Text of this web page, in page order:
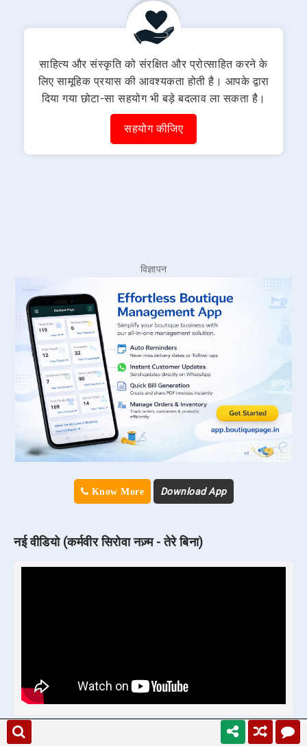
साहित्य और संस्कृति को संरक्षित और प्रोत्साहित करने के
लिए सामूहिक प्रयास की आवश्यकता होती है। आपके द्वारा
दिया गया छोटा-सा सहयोग भी बड़े बदलाव ला सकता है।
सहयोग कीजिए
विज्ञापन
Know More Download App
नई वीडियो (कर्मवीर सिरोवा नज़्म - तेरे बिना)